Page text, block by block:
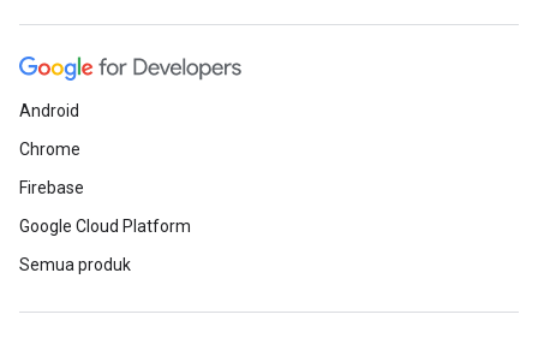
Android
Chrome
Firebase
Google Cloud Platform
Semua produk